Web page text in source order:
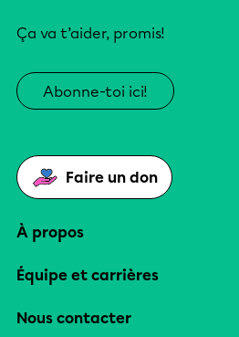
Ça va t’aider, promis!
Abonne-toi ici!
Faire un don
À propos
Équipe et carrières
Nous contacter